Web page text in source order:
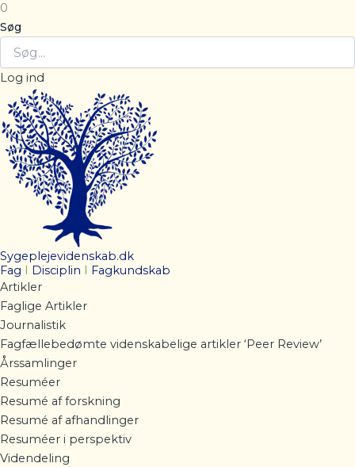
0
Søg
Log ind
Sygeplejevidenskab.dk
Fag
Disciplin
Fagkundskab
Artikler
Faglige Artikler
Journalistik
Fagfællebedømte videnskabelige artikler ‘Peer Review’
Årssamlinger
Resuméer
Resumé af forskning
Resumé af afhandlinger
Resuméer i perspektiv
Videndeling